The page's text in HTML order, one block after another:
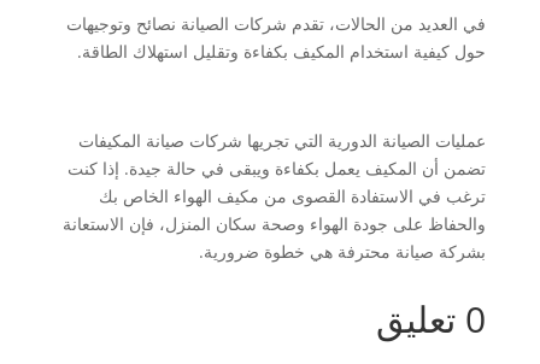
في العديد من الحالات، تقدم شركات الصيانة نصائح وتوجيهات
حول كيفية استخدام المكيف بكفاءة وتقليل استهلاك الطاقة.
عمليات الصيانة الدورية التي تجريها شركات صيانة المكيفات
تضمن أن المكيف يعمل بكفاءة ويبقى في حالة جيدة. إذا كنت
ترغب في الاستفادة القصوى من مكيف الهواء الخاص بك
والحفاظ على جودة الهواء وصحة سكان المنزل، فإن الاستعانة
بشركة صيانة محترفة هي خطوة ضرورية.
0 تعليق